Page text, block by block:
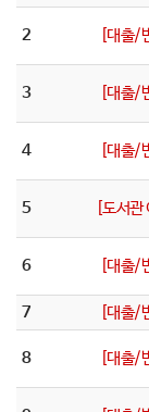
2 [대출/
3 [대출/
4 [대출/
5 [도서관
6 [대출/
7
[대출/
8 [대출/